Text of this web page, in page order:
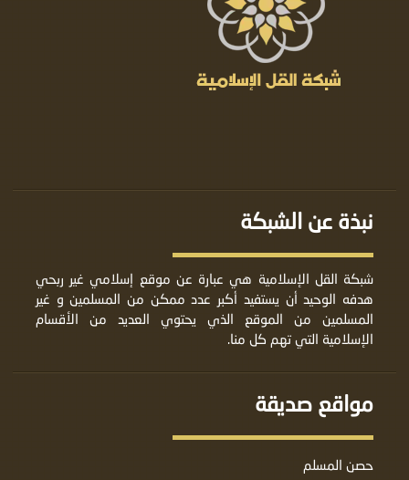
نبذة عن الشبكة
شبكة القل الإسلامية هي عبارة عن موقع إسلامي غير ربحي
هدفه الوحيد أن يستفيد أكبر عدد ممكن من المسلمين و غير
المسلمين من الموقع الذي يحتوي العديد من الأقسام
الإسلامية التي تهم كل منا.
مواقع صديقة
حصن المسلم